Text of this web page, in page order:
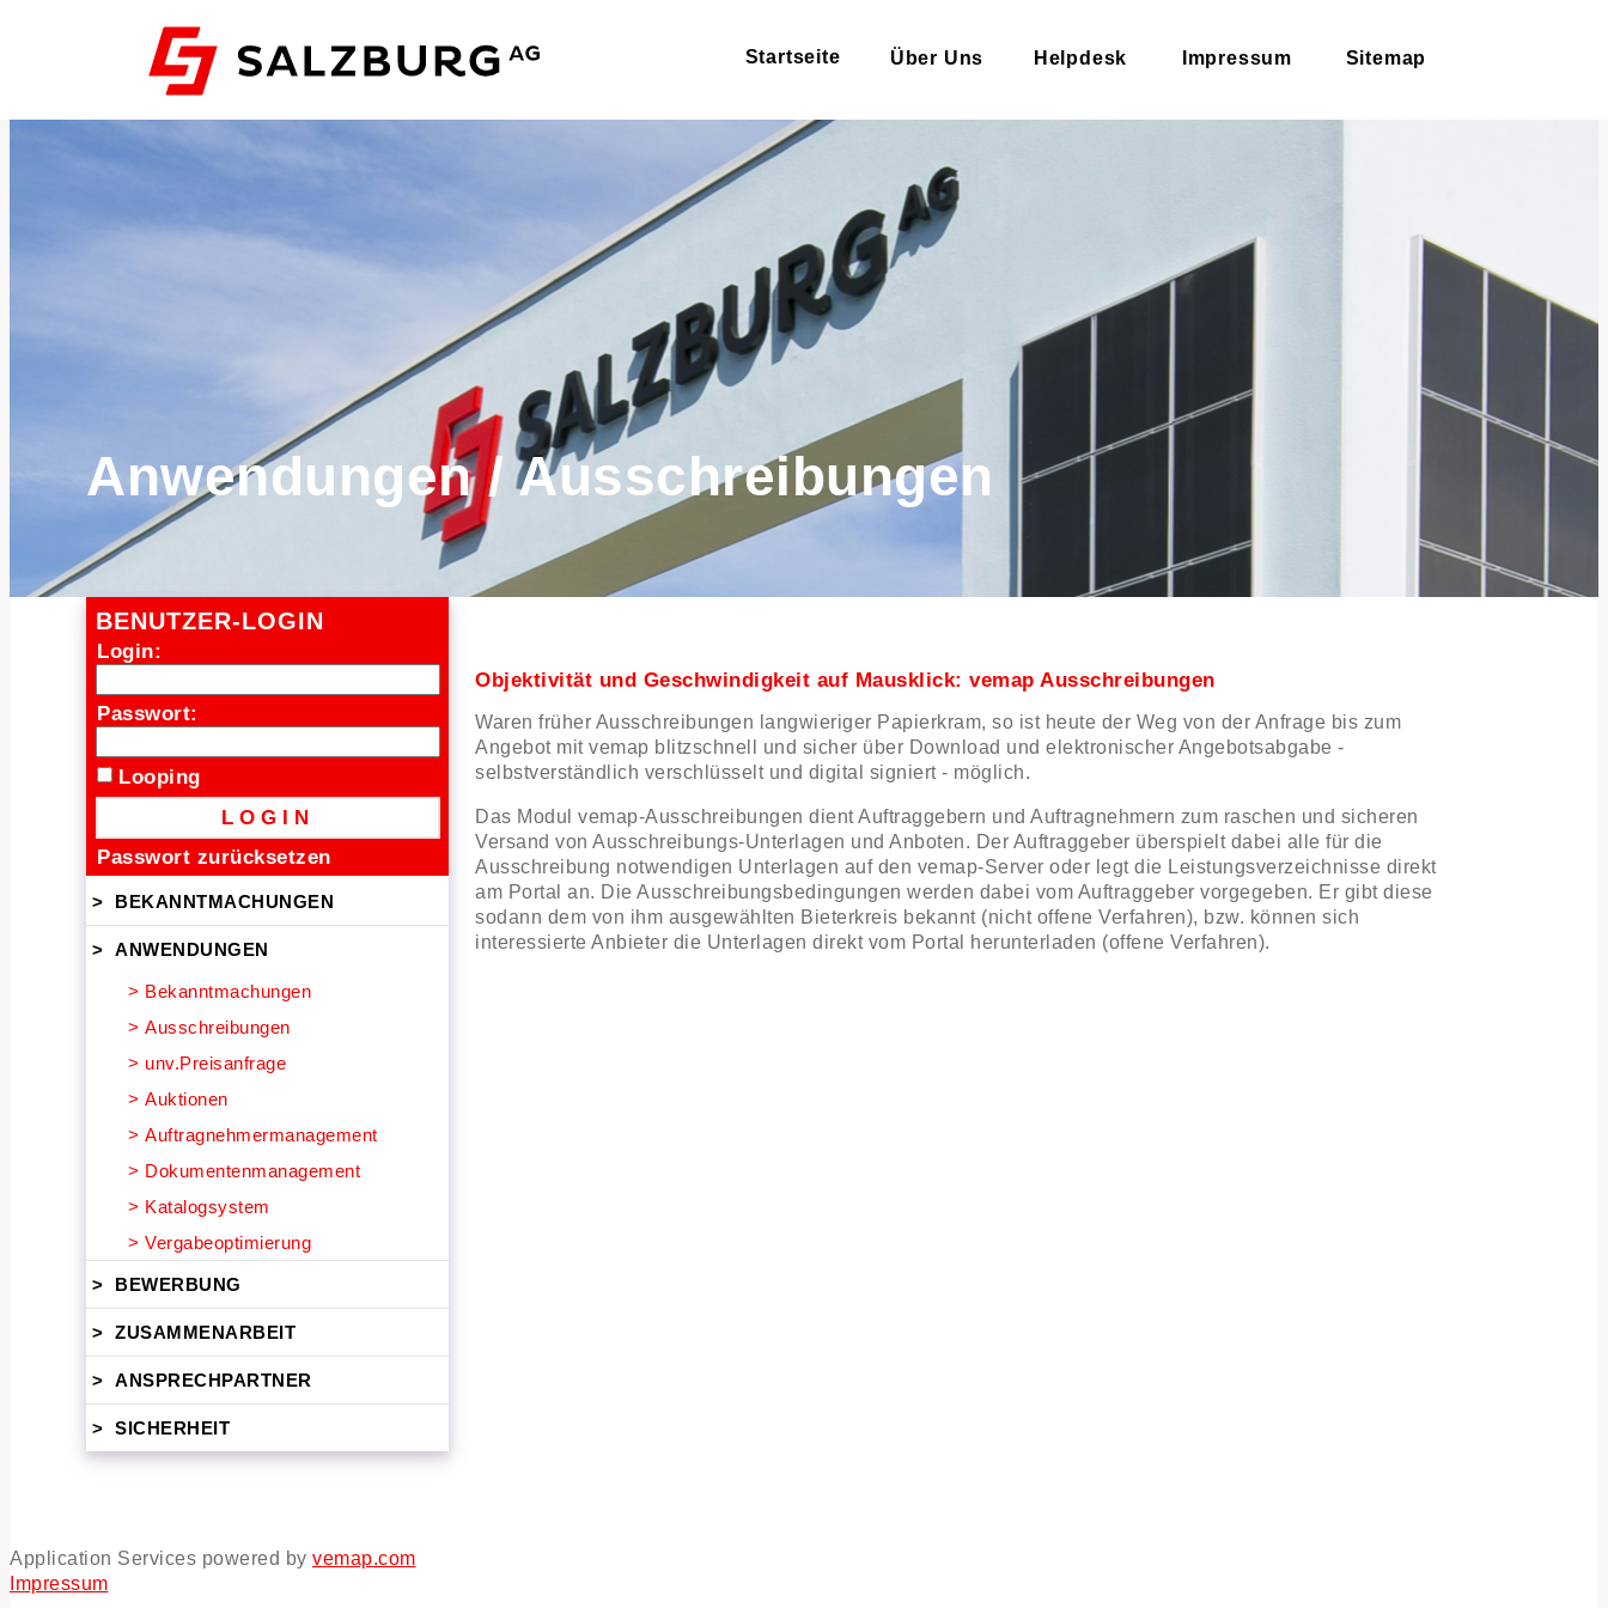
Startseite Über Uns Helpdesk Impressum Sitemap
Anwendungen / Ausschreibungen
BENUTZER-LOGIN
Login:
Passwort:
Looping
Passwort zurücksetzen
> BEKANNTMACHUNGEN
> ANWENDUNGEN
> Bekanntmachungen
> Ausschreibungen
> unv.Preisanfrage
> Auktionen
> Auftragnehmermanagement
> Dokumentenmanagement
> Katalogsystem
> Vergabeoptimierung
> BEWERBUNG
> ZUSAMMENARBEIT
> ANSPRECHPARTNER
> SICHERHEIT
Objektivität und Geschwindigkeit auf Mausklick: vemap Ausschreibungen
Waren früher Ausschreibungen langwieriger Papierkram, so ist heute der Weg von der Anfrage bis zum
Angebot mit vemap blitzschnell und sicher über Download und elektronischer Angebotsabgabe -
selbstverständlich verschlüsselt und digital signiert - möglich.
Das Modul vemap-Ausschreibungen dient Auftraggebern und Auftragnehmern zum raschen und sicheren
Versand von Ausschreibungs-Unterlagen und Anboten. Der Auftraggeber überspielt dabei alle für die
Ausschreibung notwendigen Unterlagen auf den vemap-Server oder legt die Leistungsverzeichnisse direkt
am Portal an. Die Ausschreibungsbedingungen werden dabei vom Auftraggeber vorgegeben. Er gibt diese
sodann dem von ihm ausgewählten Bieterkreis bekannt (nicht offene Verfahren), bzw. können sich
interessierte Anbieter die Unterlagen direkt vom Portal herunterladen (offene Verfahren).
Application Services powered by vemap.com
Impressum